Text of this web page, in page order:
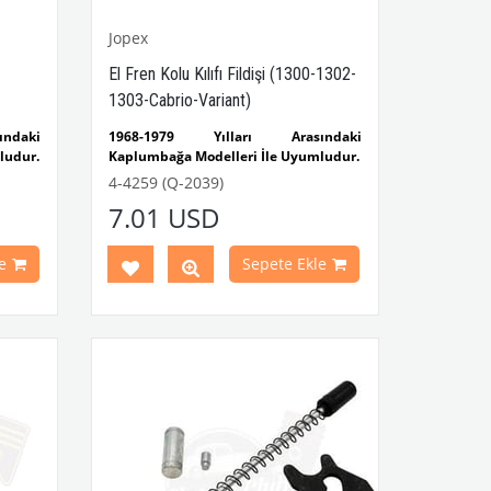
NO.
Jopex
El Fren Kolu Kılıfı Fildişi (1300-1302-
1303-Cabrio-Variant)
1968-1979 Yılları Arasındaki
Kaplumbağa Modelleri İle Uyumludur.
1300-1302-1303 Kaplumbağa
Modelleri İle Uyumludur.
1950-1979 Yılları Arasındaki Karmann
1962-1974 Yılları Arasındaki Variant
Modelleri İle Uyumludur.
4-4259 (Q-2039)
7.01 USD
Sepete Ekle